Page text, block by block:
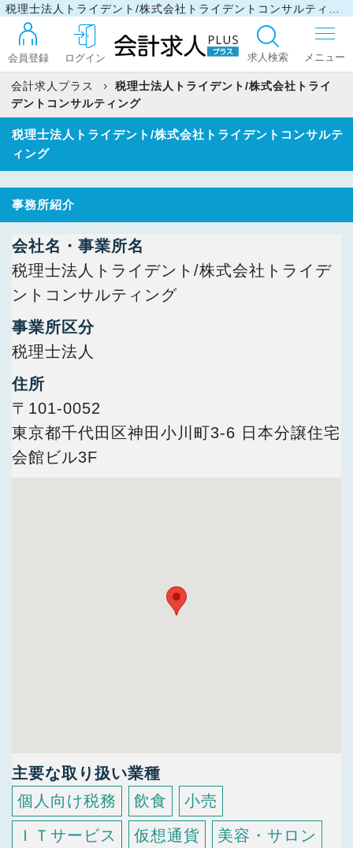
会員登録 ログイン 求人検索
ログイン
最近見た求人
マイリスト
お問い合わせ
PC版サイトを見る
会計求人プラス
税理士法人トライデント/株式会社トライ
デントコンサルティング
税理士法人トライデント/株式会社トライデントコンサルテ
ィング
事務所紹介
会社名・事業所名
税理士法人トライデント/株式会社トライデ
ントコンサルティング
事業所区分
税理士法人
住所
〒101-0052
東京都千代田区神田小川町3-6 日本分譲住宅
会館ビル3F
主要な取り扱い業種
個人向け税務
飲食
小売
ＩＴサービス
仮想通貨
美容・サロン